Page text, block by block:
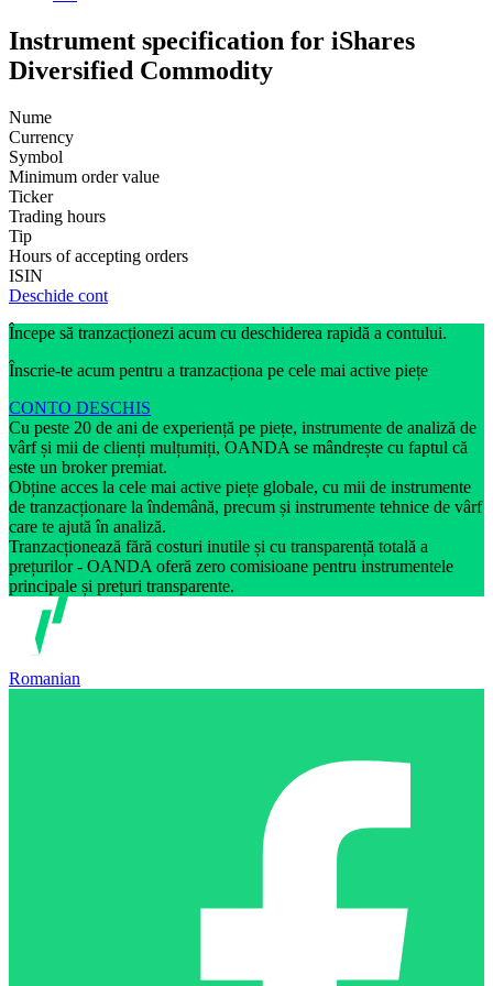
Instrument specification for iShares
Diversified Commodity
Nume
Currency
Symbol
Minimum order value
Ticker
Trading hours
Tip
Hours of accepting orders
ISIN
Deschide cont
Începe să tranzacționezi acum cu deschiderea rapidă a contului.
Înscrie-te acum pentru a tranzacționa pe cele mai active piețe
CONTO DESCHIS
Cu peste 20 de ani de experiență pe piețe, instrumente de analiză de
vârf și mii de clienți mulțumiți, OANDA se mândrește cu faptul că
este un broker premiat.
Obține acces la cele mai active piețe globale, cu mii de instrumente
de tranzacționare la îndemână, precum și instrumente tehnice de vârf
care te ajută în analiză.
Tranzacționează fără costuri inutile și cu transparență totală a
prețurilor - OANDA oferă zero comisioane pentru instrumentele
principale și prețuri transparente.
Romanian